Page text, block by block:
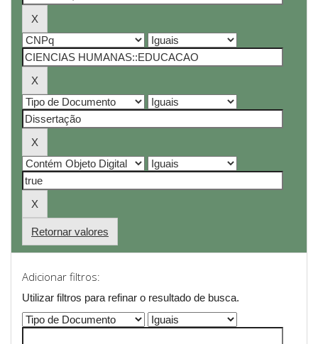
Retornar valores
Adicionar filtros:
Utilizar filtros para refinar o resultado de busca.